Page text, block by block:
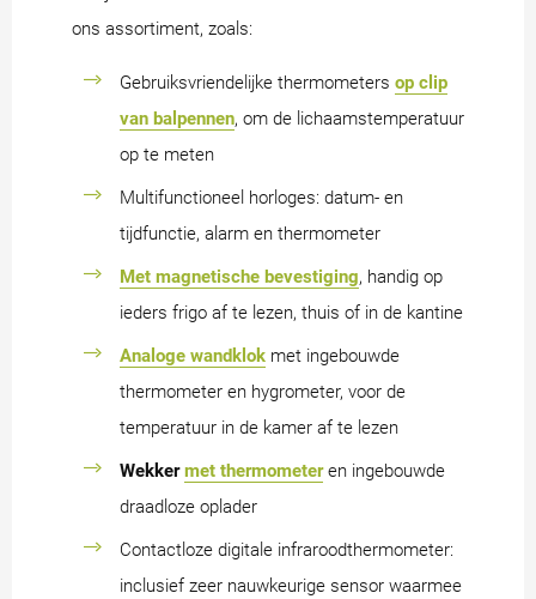
ons assortiment, zoals:
Gebruiksvriendelijke thermometers op clip
van balpennen, om de lichaamstemperatuur
op te meten
Multifunctioneel horloges: datum- en
tijdfunctie, alarm en thermometer
Met magnetische bevestiging, handig op
ieders frigo af te lezen, thuis of in de kantine
Analoge wandklok met ingebouwde
thermometer en hygrometer, voor de
temperatuur in de kamer af te lezen
Wekker met thermometeren ingebouwde
draadloze oplader
Contactloze digitale infraroodthermometer:
inclusief zeer nauwkeurige sensor waarmee